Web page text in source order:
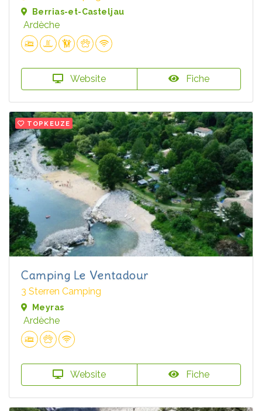
Berrias-et-Casteljau
Ardèche
Website Fiche
TOPKEUZE
Camping Le Ventadour
3 Sterren Camping
Meyras
Ardèche
Website Fiche